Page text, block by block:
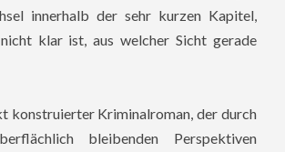
innerhalb der sehr kurzen Kapitel,
klar ist, aus welcher Sicht gerade
konstruierter Kriminalroman, der durch
bleibenden Perspektiven